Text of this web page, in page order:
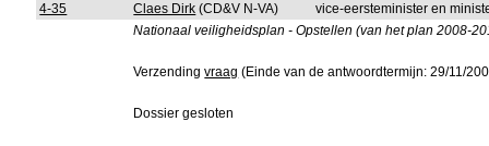
4-35 Claes Dirk (CD&V N-VA)
vice-eersteminister en
Nationaal veiligheidsplan - Opstellen (van het plan 2008-
Verzendingvraag (Einde van de antwoordtermijn: 29/11/
Dossier gesloten